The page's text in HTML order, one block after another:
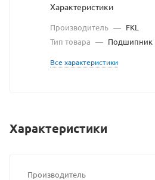
Характеристики
Производитель — FKL
Тип товара — Подшипник
Все характеристики
Характеристики
Производитель